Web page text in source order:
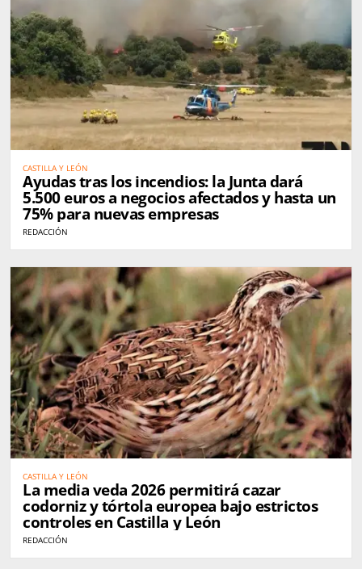
CASTILLA Y LEÓN
Ayudas tras los incendios: la Junta dará
5.500 euros a negocios afectados y hasta un
75% para nuevas empresas
REDACCIÓN
CASTILLA Y LEÓN
La media veda 2026 permitirá cazar
codorniz y tórtola europea bajo estrictos
controles en Castilla y León
REDACCIÓN